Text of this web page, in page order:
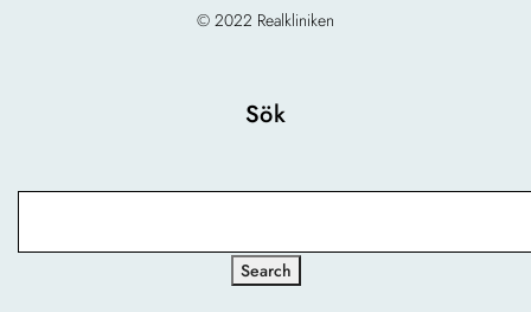
© 2022 Realkliniken
Sök
Search